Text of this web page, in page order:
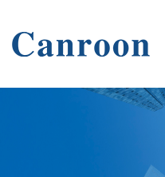
Продукция